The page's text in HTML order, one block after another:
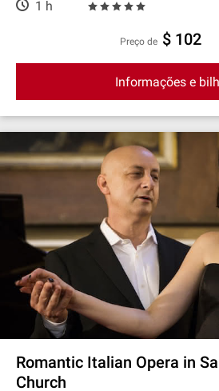
1 h
preço de $ 102
Informações e
Romantic Italian Opera in
Church